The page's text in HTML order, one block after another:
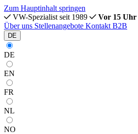
Zum Hauptinhalt springen
VW-Spezialist seit 1989
Vor 15 Uhr
Über uns Stellenangebote Kontakt B2B
DE
DE
EN
FR
NL
NO